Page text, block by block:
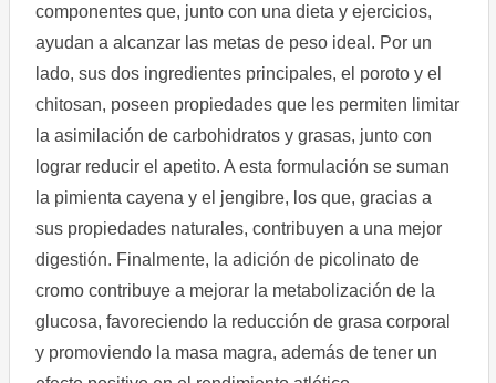
componentes que, junto con una dieta y ejercicios,
ayudan a alcanzar las metas de peso ideal. Por un
lado, sus dos ingredientes principales, el poroto y el
chitosan, poseen propiedades que les permiten limitar
la asimilación de carbohidratos y grasas, junto con
lograr reducir el apetito. A esta formulación se suman
la pimienta cayena y el jengibre, los que, gracias a
sus propiedades naturales, contribuyen a una mejor
digestión. Finalmente, la adición de picolinato de
cromo contribuye a mejorar la metabolización de la
glucosa, favoreciendo la reducción de grasa corporal
y promoviendo la masa magra, además de tener un